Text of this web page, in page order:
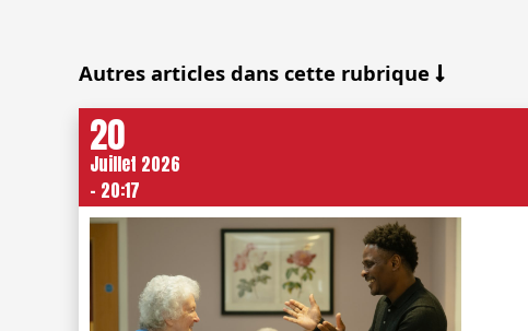
Autres articles dans cette rubrique
20
Juillet 2026
- 20:17